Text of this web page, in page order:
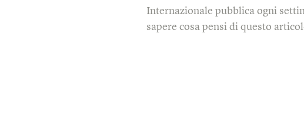
Internazionale pubblica ogni
sapere cosa pensi di questo